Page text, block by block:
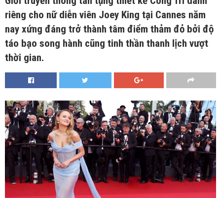
riêng cho nữ diễn viên Joey King tại Cannes năm
nay xứng đáng trở thành tâm điểm thảm đỏ bởi độ
táo bạo song hành cũng tinh thần thanh lịch vượt
thời gian.